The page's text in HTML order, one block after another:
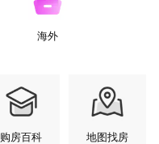
海外
购房百科 地图找房